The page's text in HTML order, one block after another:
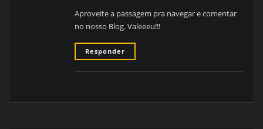
Aproveite a passagem pra navegar e comentar
no nosso Blog. Valeeeu!!!
Responder